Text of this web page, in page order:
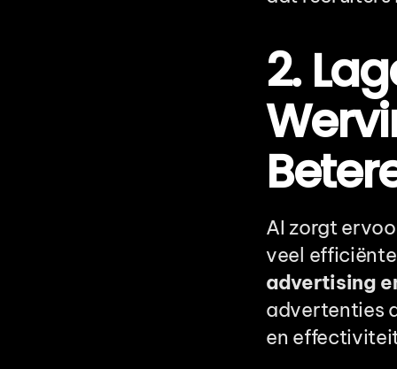
2.
AI zorgt
veel
advertising
advertenties
en